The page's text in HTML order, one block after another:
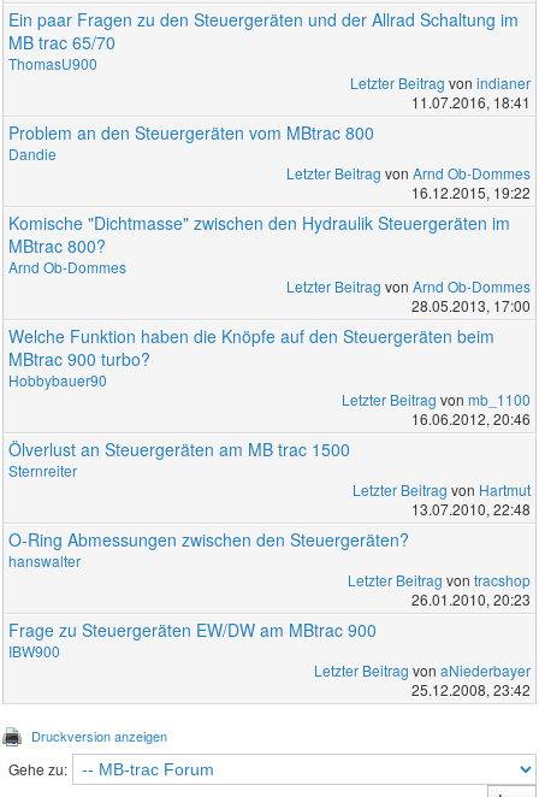
Ein paar Fragen zu den Steuergeräten und der Allrad Schaltung im
MB trac 65/70
ThomasU900
Letzter Beitrag von indianer
11.07.2016, 18:41
Problem an den Steuergeräten vom MBtrac 800
Dandie
Letzter Beitrag von Arnd Ob-Dommes
16.12.2015, 19:22
Komische "Dichtmasse" zwischen den Hydraulik Steuergeräten im
MBtrac 800?
Arnd Ob-Dommes
Letzter Beitrag von Arnd Ob-Dommes
28.05.2013, 17:00
Welche Funktion haben die Knöpfe auf den Steuergeräten beim
MBtrac 900 turbo?
Hobbybauer90
Letzter Beitrag von mb_1100
16.06.2012, 20:46
Ölverlust an Steuergeräten am MB trac 1500
Sternreiter
Letzter Beitrag von Hartmut
13.07.2010, 22:48
O-Ring Abmessungen zwischen den Steuergeräten?
hanswalter
Letzter Beitrag von tracshop
26.01.2010, 20:23
Frage zu Steuergeräten EW/DW am MBtrac 900
IBW900
Letzter Beitrag von aNiederbayer
25.12.2008, 23:42
Druckversion anzeigen
Gehe zu: